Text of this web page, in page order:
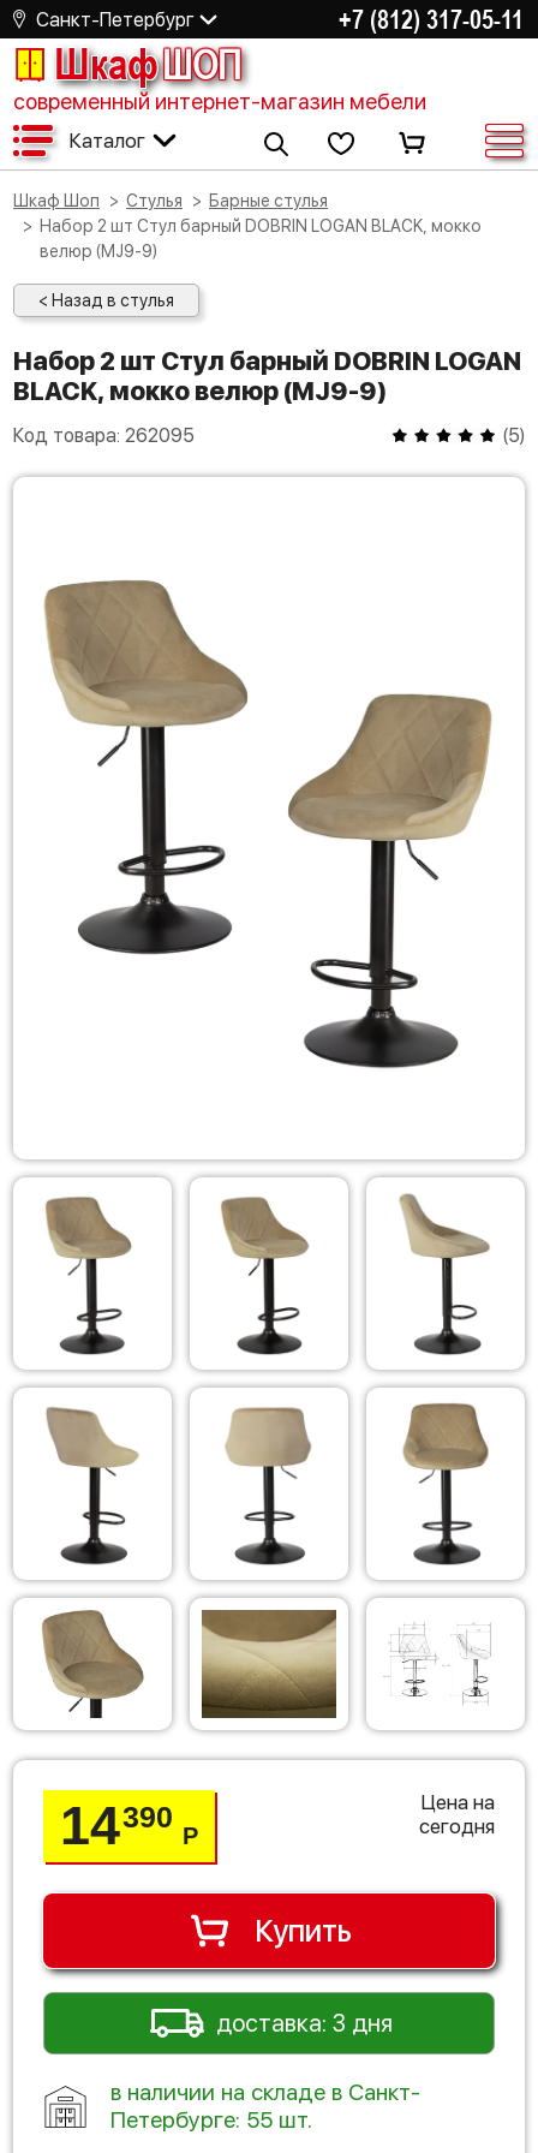
Санкт-Петербург +7 (812) 317-05-11
ШкафШОП
современный интернет-магазин мебели
Каталог
Шкаф Шоп Стулья
Барные стулья
Набор 2 шт Стул барный DOBRIN LOGAN BLACK, мокко
велюр (MJ9-9)
< Назад в стулья
Набор 2 шт Стул барный DOBRIN LOGAN
BLACK, мокко велюр (MJ9-9)
Код товара: 262095 (5)
14390
Р
Цена на
сегодня
Купить
доставка: 3 дня
в наличии на складе в Санкт-
Петербурге: 55 шт.